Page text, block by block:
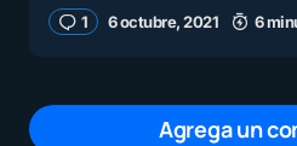
1 6 octubre, 2021 6
Agrega un